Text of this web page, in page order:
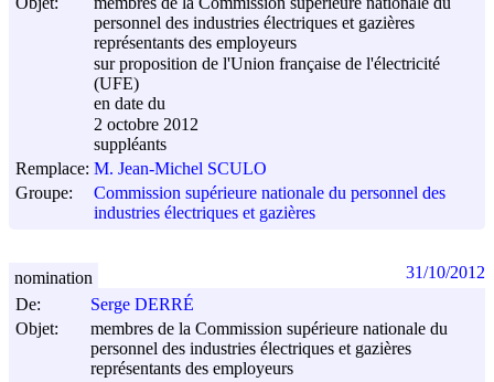
personnel des industries électriques et gazières
représentants des employeurs
sur proposition de l'Union française de l'électricité
(UFE)
en date du
2 octobre 2012
suppléants
Remplace: M. Jean-Michel SCULO
Groupe:
Commission supérieure nationale du personnel des
industries électriques et gazières
De:
Serge DERRÉ
Objet:
membres de la Commission supérieure nationale du
personnel des industries électriques et gazières
représentants des employeurs
nomination 31/10/2012